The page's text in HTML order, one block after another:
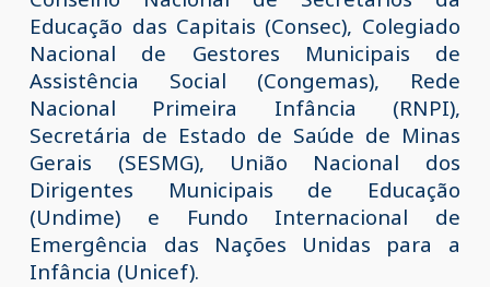
Educação das Capitais (Consec), Colegiado
Nacional de Gestores Municipais de
Assistência Social (Congemas), Rede
Nacional Primeira Infância (RNPI),
Secretária de Estado de Saúde de Minas
Gerais (SESMG), União Nacional dos
Dirigentes Municipais de Educação
(Undime) e Fundo Internacional de
Emergência das Nações Unidas para a
Infância (Unicef).